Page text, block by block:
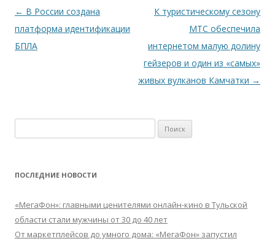
Навигация
по
записям
← В России создана
платформа идентификации
БПЛА
К туристическому сезону
МТС обеспечила
интернетом малую долину
гейзеров и один из «самых»
живых вулканов Камчатки →
ПОСЛЕДНИЕ НОВОСТИ
«МегаФон»: главными ценителями онлайн-кино в Тульской
области стали мужчины от 30 до 40 лет
От маркетплейсов до умного дома: «МегаФон» запустил